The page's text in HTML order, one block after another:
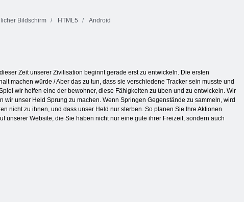
Bildschirm HTML5 Android
Zeit unserer Zivilisation beginnt gerade erst zu entwickeln. Die ersten
machen würde / Aber das zu tun, dass sie verschiedene Tracker sein musste und
wir helfen eine der bewohner, diese Fähigkeiten zu üben und zu entwickeln. Wir
unser Held Sprung zu machen. Wenn Springen Gegenstände zu sammeln, wird
nicht zu ihnen, und dass unser Held nur sterben. So planen Sie Ihre Aktionen
unserer Website, die Sie haben nicht nur eine gute ihrer Freizeit, sondern auch